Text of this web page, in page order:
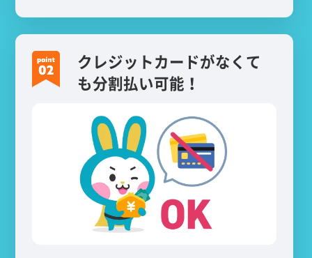
クレジットカードがなくて
も分割払い可能！